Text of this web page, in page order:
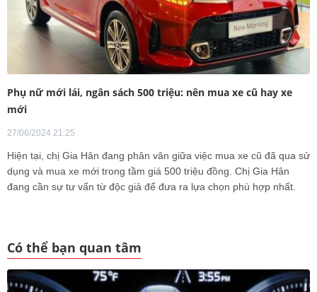
Phụ nữ mới lái, ngân sách 500 triệu: nên mua xe cũ hay xe
mới
27/06/2024 21:25
Hiện tại, chị Gia Hân đang phân vân giữa việc mua xe cũ đã qua sử
dụng và mua xe mới trong tầm giá 500 triệu đồng. Chị Gia Hân
đang cần sự tư vấn từ độc giả để đưa ra lựa chọn phù hợp nhất.
Có thể bạn quan tâm